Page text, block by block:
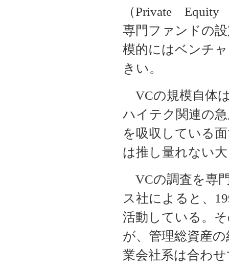
（Private Equity
専門ファンドの
模的にはベンチ
きい。
VCの規模自体
ハイテク関連の
を吸収している
は推し量れない
VCの調査を専
ス社によると、
活動している。
が、管理総資産
業会社系は合わ